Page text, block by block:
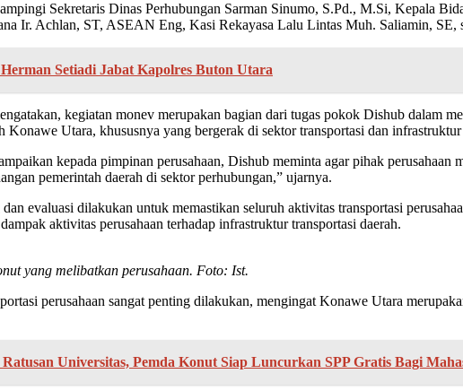
Sekretaris Dinas Perhubungan Sarman Sinumo, S.Pd., M.Si, Kepala
Ir. Achlan, ST, ASEAN Eng, Kasi Rekayasa Lalu Lintas Muh. Saliamin, SE,
Setiadi Jabat Kapolres Buton Utara
kegiatan monev merupakan bagian dari tugas pokok Dishub dalam
Konawe Utara, khususnya yang bergerak di sektor transportasi dan
kepada pimpinan perusahaan, Dishub meminta agar pihak
pemerintah daerah di sektor perhubungan,” ujarnya.
evaluasi dilakukan untuk memastikan seluruh aktivitas transportasi
aktivitas perusahaan terhadap infrastruktur transportasi daerah.
yang melibatkan perusahaan. Foto: Ist.
perusahaan sangat penting dilakukan, mengingat Konawe Utara
Universitas, Pemda Konut Siap Luncurkan SPP Gratis Bagi